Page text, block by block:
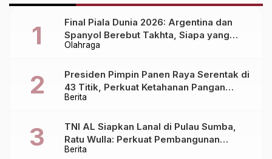
Olahraga
Final Piala Dunia 2026: Argentina dan
Spanyol Berebut Takhta, Siapa yang
Lebih Siap?
Berita
Presiden Pimpin Panen Raya Serentak di
43 Titik, Perkuat Ketahanan Pangan
Nasional
Berita
TNI AL Siapkan Lanal di Pulau Sumba,
Ratu Wulla: Perkuat Pembangunan
Daerah!